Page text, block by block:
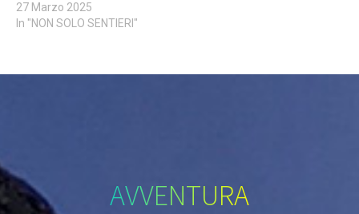
27 Marzo 2025
In "NON SOLO SENTIERI"
AVVENTURA